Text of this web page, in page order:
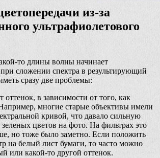
из-за
ультрафиолетового
то длины волны начинает
при сложении спектра в результирующий
сразу две проблемы:
в зависимости от того, как
многие старые объективы имели
кривой, что давало сильную
цветов на фото. На фильтрах это
но тоже было заметно. Если положить
на белый лист бумаги, то часто можно
или какой-то другой оттенок.